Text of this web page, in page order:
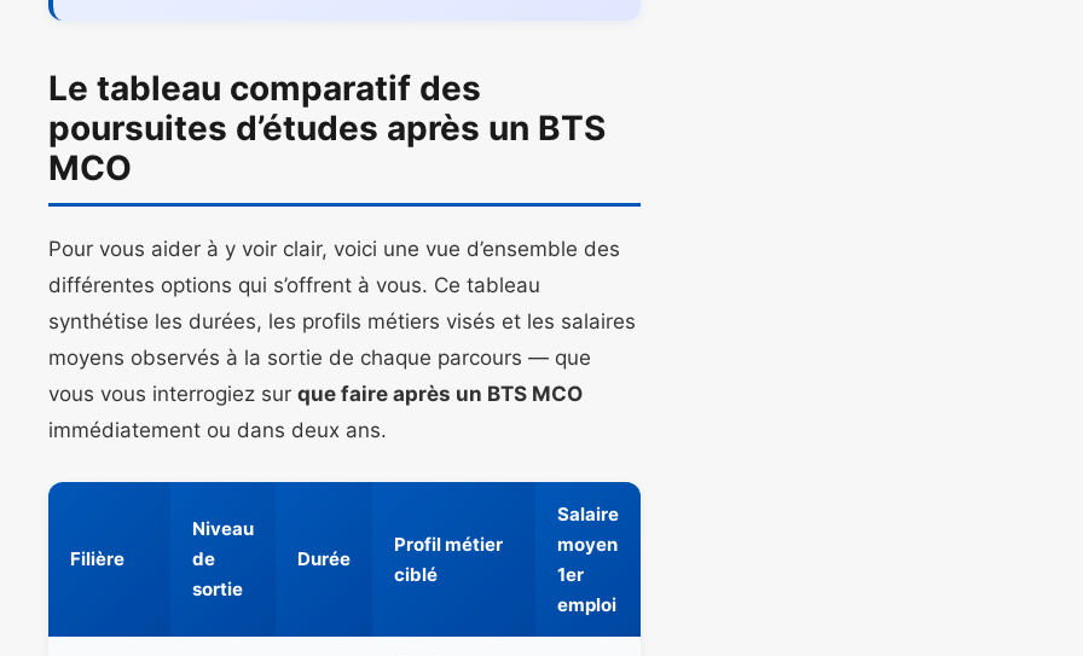
Le tableau comparatif des
poursuites d’études après un BTS
MCO
Pour vous aider à y voir clair, voici une vue d’ensemble des
différentes options qui s’offrent à vous. Ce tableau
synthétise les durées, les profils métiers visés et les salaires
moyens observés à la sortie de chaque parcours — que
vous vous interrogiez sur que faire après un BTS MCO
immédiatement ou dans deux ans.
Filière
Niveau
de
sortie
Durée
Profil métier
ciblé
Salaire
moyen
1er
emploi